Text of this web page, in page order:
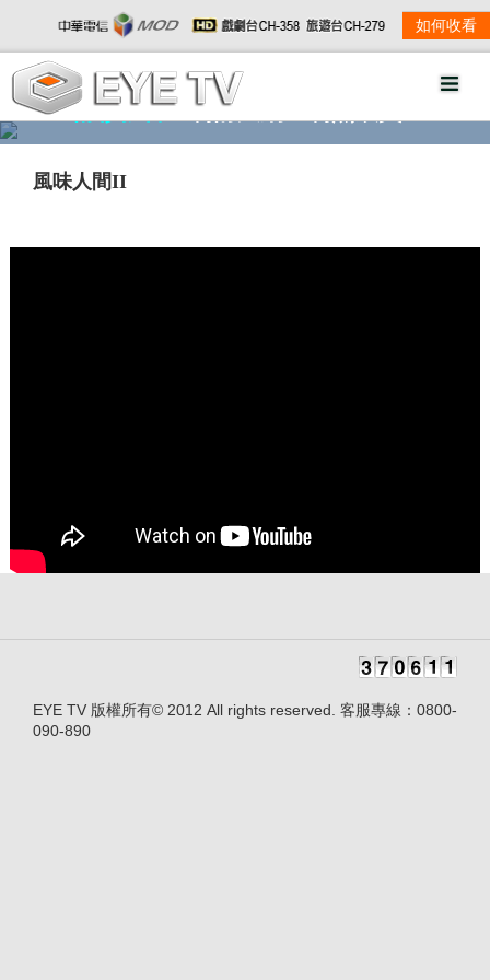
如何收看
精彩影音 劇情大綱
風味人間II
EYE TV 版權所有© 2012 All rights reserved. 客服專線：0800-
090-890